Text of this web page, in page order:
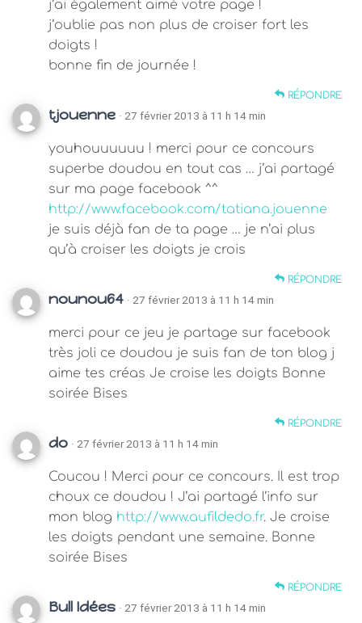
j’ai également aimé votre page !
j’oublie pas non plus de croiser fort les
doigts !
bonne fin de journée !
RÉPONDRE
tjouenne · 27 février 2013 à 11 h 14 min
youhouuuuuu ! merci pour ce concours
superbe doudou en tout cas … j’ai partagé
sur ma page facebook ^^
http://www.facebook.com/tatiana.jouenne
je suis déjà fan de ta page … je n’ai plus
qu’à croiser les doigts je crois
RÉPONDRE
nounou64 · 27 février 2013 à 11 h 14 min
merci pour ce jeu je partage sur facebook
très joli ce doudou je suis fan de ton blog j
aime tes créas Je croise les doigts Bonne
soirée Bises
RÉPONDRE
do · 27 février 2013 à 11 h 14 min
Coucou ! Merci pour ce concours. Il est trop
choux ce doudou ! J’ai partagé l’info sur
mon blog http://www.aufildedo.fr. Je croise
les doigts pendant une semaine. Bonne
soirée Bises
RÉPONDRE
Bull Idées · 27 février 2013 à 11 h 14 min